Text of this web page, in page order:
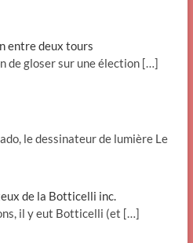
entre deux tours
de gloser sur une élection […]
le dessinateur de lumière Le
de la Botticelli inc.
il y eut Botticelli (et […]